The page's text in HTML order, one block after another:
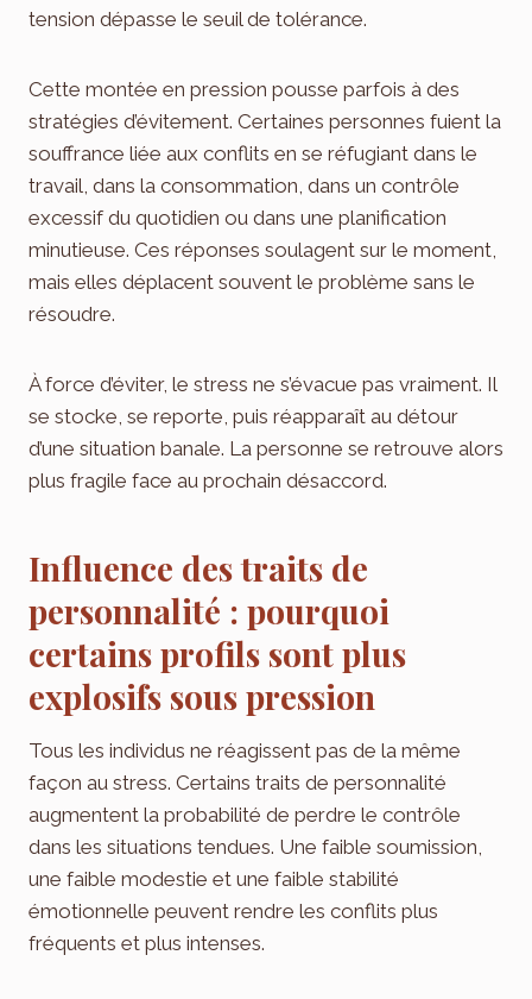
tension dépasse le seuil de tolérance.
Cette montée en pression pousse parfois à des
stratégies d’évitement. Certaines personnes fuient la
souffrance liée aux conflits en se réfugiant dans le
travail, dans la consommation, dans un contrôle
excessif du quotidien ou dans une planification
minutieuse. Ces réponses soulagent sur le moment,
mais elles déplacent souvent le problème sans le
résoudre.
À force d’éviter, le stress ne s’évacue pas vraiment. Il
se stocke, se reporte, puis réapparaît au détour
d’une situation banale. La personne se retrouve alors
plus fragile face au prochain désaccord.
Influence des traits de
personnalité : pourquoi
certains profils sont plus
explosifs sous pression
Tous les individus ne réagissent pas de la même
façon au stress. Certains traits de personnalité
augmentent la probabilité de perdre le contrôle
dans les situations tendues. Une faible soumission,
une faible modestie et une faible stabilité
émotionnelle peuvent rendre les conflits plus
fréquents et plus intenses.